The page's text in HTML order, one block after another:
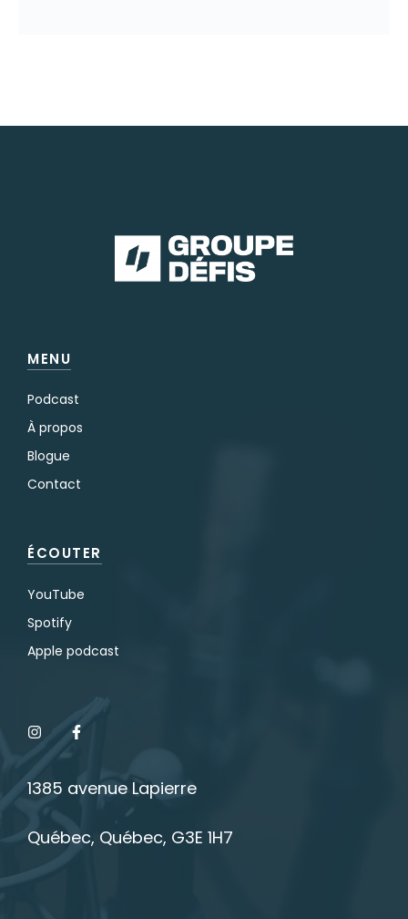
MENU
Podcast
À propos
Blogue
Contact
ÉCOUTER
YouTube
Spotify
Apple podcast
1385 avenue Lapierre
Québec, Québec, G3E 1H7